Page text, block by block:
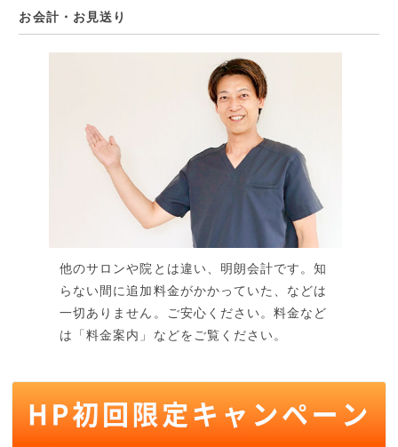
お会計・お見送り
他のサロンや院とは違い、明朗会計です。知
らない間に追加料金がかかっていた、などは
一切ありません。ご安心ください。料金など
は「料金案内」などをご覧ください。